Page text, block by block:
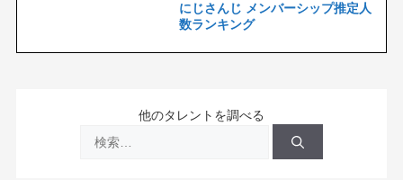
にじさんじ メンバーシップ推定人
数ランキング
他のタレントを調べる
索: